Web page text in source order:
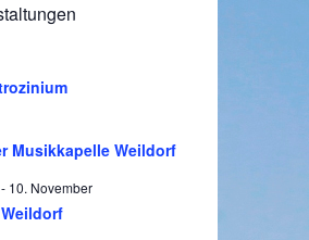
Musikkapelle Weildorf
- 10. November